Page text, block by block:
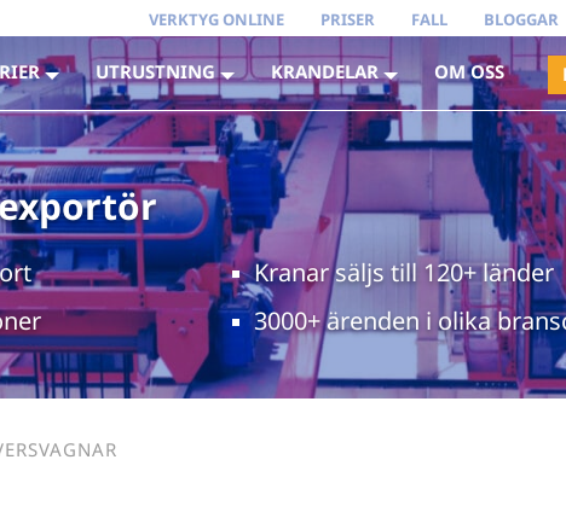
VERKTYG ONLINE PRISER FALL BLOGGAR
UTRUSTNING KRANDELAR OM OSS
Kranar säljs till 120+ länder
3000+ ärenden i olika